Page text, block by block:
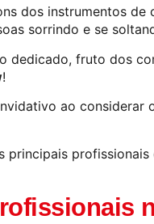
dos instrumentos
sorrindo e se
dedicado, fruto dos
!
ao considerar